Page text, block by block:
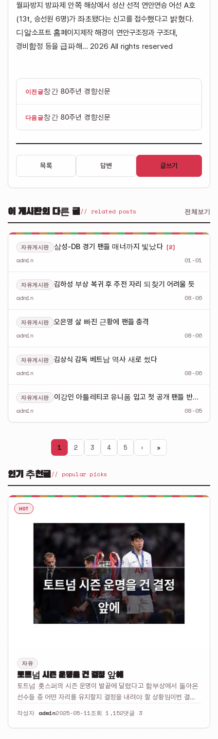
월파방지 방파제 안쪽 해상에서 성산 선적 연안연승 어선 A호
(13t, 승선원 6명)가 좌초됐다는 신고를 접수했다고 밝혔다.
디알소프트 홈페이지제작 해경이 연안구조정과 구조대,
경비함정 등을 급파해... 2026 All rights reserved
이전글창간 80주년 경향신문
다음글창간 80주년 경향신문
목록 답변 글쓰기
이 게시판의 다른 글// related posts 전체보기
자유게시판 삼성-DB 경기 팬들 매너까지 빛났다 [2]
admin
01-01
자유게시판 김하성 부상 복귀 후 주전 자리 되찾기 어려울 듯
admin 08-06
자유게시판 오은영 살 빠진 근황에 팬들 충격
admin 08-06
자유게시판 김상식 감독 베트남 역사 새로 썼다
admin 08-06
자유게시판 이강인 아틀레티코 유니폼 입고 첫 공개 팬들 반응 뜨거워
admin 08-05
1 2 3 4 5 › »
인기 추천글// popular picks
HOT
자유
토트넘 시즌 운명을 건 결정 앞에
토트넘 홋스퍼의 시즌 운명이 발끝에 달렸다고 함부상에서 돌아온
선수들 중 어떤 자리를 유지할지 결정을 내려야 할 상황임이번 결정
듯결정이 잘…
작성자 admin2025-05-11조회 1,152댓글 3